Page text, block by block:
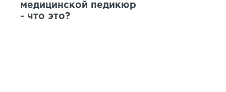
медицинской педикюр
- что это?